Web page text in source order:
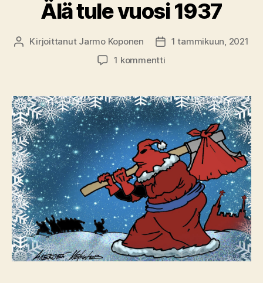
Älä tule vuosi 1937
Kirjoittaja
Kirjoittanut Jarmo Koponen Julkaisupäivämäärä
1 tammikuun, 2021
1 kommenttiartikkeliin
vuosi
1937